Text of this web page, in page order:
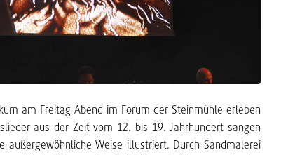
am Freitag Abend im Forum der Steinmühle erleben
aus der Zeit vom 12. bis 19. Jahrhundert sangen
Weise illustriert. Durch Sandmalerei